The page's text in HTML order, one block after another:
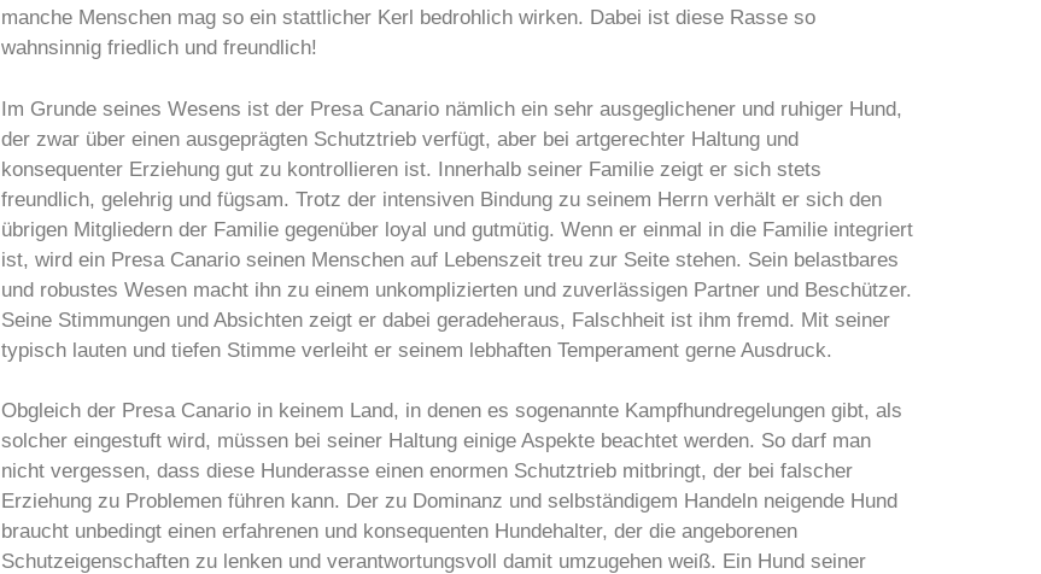
manche Menschen mag so ein stattlicher Kerl bedrohlich wirken. Dabei ist diese Rasse so
wahnsinnig friedlich und freundlich!
Im Grunde seines Wesens ist der Presa Canario nämlich ein sehr ausgeglichener und ruhiger Hund,
der zwar über einen ausgeprägten Schutztrieb verfügt, aber bei artgerechter Haltung und
konsequenter Erziehung gut zu kontrollieren ist. Innerhalb seiner Familie zeigt er sich stets
freundlich, gelehrig und fügsam. Trotz der intensiven Bindung zu seinem Herrn verhält er sich den
übrigen Mitgliedern der Familie gegenüber loyal und gutmütig. Wenn er einmal in die Familie integriert
ist, wird ein Presa Canario seinen Menschen auf Lebenszeit treu zur Seite stehen. Sein belastbares
und robustes Wesen macht ihn zu einem unkomplizierten und zuverlässigen Partner und Beschützer.
Seine Stimmungen und Absichten zeigt er dabei geradeheraus, Falschheit ist ihm fremd. Mit seiner
typisch lauten und tiefen Stimme verleiht er seinem lebhaften Temperament gerne Ausdruck.
Obgleich der Presa Canario in keinem Land, in denen es sogenannte Kampfhundregelungen gibt, als
solcher eingestuft wird, müssen bei seiner Haltung einige Aspekte beachtet werden. So darf man
nicht vergessen, dass diese Hunderasse einen enormen Schutztrieb mitbringt, der bei falscher
Erziehung zu Problemen führen kann. Der zu Dominanz und selbständigem Handeln neigende Hund
braucht unbedingt einen erfahrenen und konsequenten Hundehalter, der die angeborenen
Schutzeigenschaften zu lenken und verantwortungsvoll damit umzugehen weiß. Ein Hund seiner